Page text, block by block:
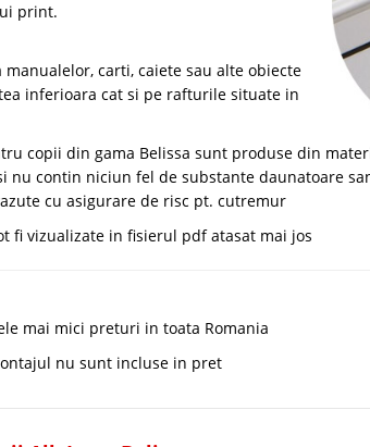
print.
carti, caiete sau alte obiecte
inferioara cat si pe rafturile situate in
copii din gama Belissa sunt produse din
nu contin niciun fel de substante daunatoare
cu asigurare de risc pt. cutremur
fi vizualizate in fisierul pdf atasat mai jos
mai mici preturi in toata Romania
nu sunt incluse in pret